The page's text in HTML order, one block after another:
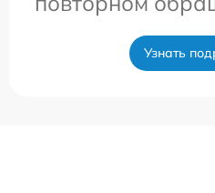
Узнать